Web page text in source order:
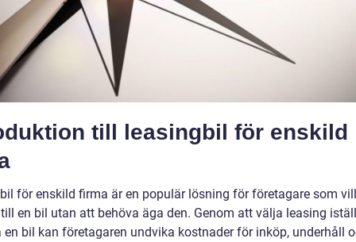
till leasingbil för enskild
för enskild firma är en populär lösning för företagare som
en bil utan att behöva äga den. Genom att välja leasing
en bil kan företagaren undvika kostnader för inköp, underhåll